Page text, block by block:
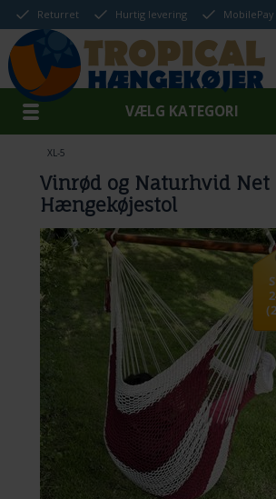
Returret Hurtig levering MobilePay
VÆLG KATEGORI
XL-5
Vinrød og Naturhvid Net
Hængekøjestol